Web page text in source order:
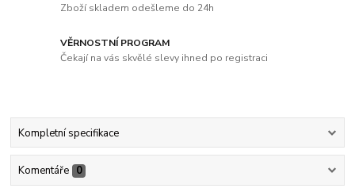
Zboží skladem odešleme do 24h
VĚRNOSTNÍ PROGRAM
Čekají na vás skvělé slevy ihned po registraci
Kompletní specifikace
Komentáře 0